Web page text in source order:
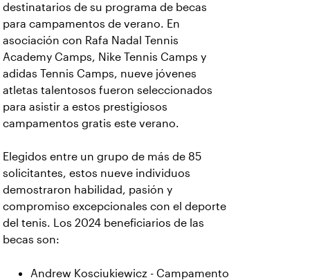
destinatarios de su programa de becas
para campamentos de verano. En
asociación con Rafa Nadal Tennis
Academy Camps, Nike Tennis Camps y
adidas Tennis Camps, nueve jóvenes
atletas talentosos fueron seleccionados
para asistir a estos prestigiosos
campamentos gratis este verano.
Elegidos entre un grupo de más de 85
solicitantes, estos nueve individuos
demostraron habilidad, pasión y
compromiso excepcionales con el deporte
del tenis. Los 2024 beneficiarios de las
becas son:
Andrew Kosciukiewicz - Campamento